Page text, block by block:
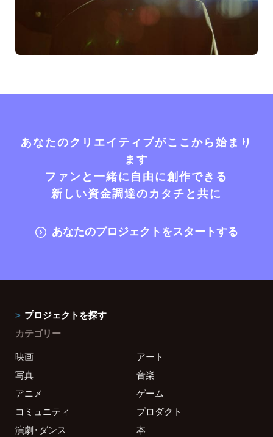
あなたのクリエイティブがここから始まり
ます
ファンと一緒に自由に創作できる
新しい資金調達のカタチと共に
あなたのプロジェクトをスタートする
プロジェクトを探す
カテゴリー
映画
アート
写真
音楽
アニメ
ゲーム
コミュニティ
プロダクト
演劇・ダンス
本